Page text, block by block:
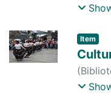
1923.
club
Item
(
Borrero